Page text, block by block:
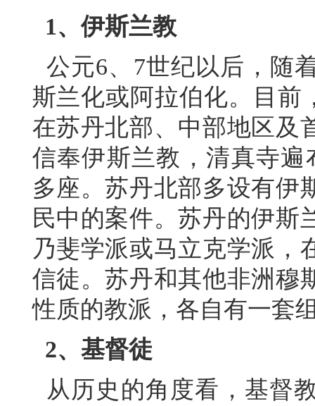
1、伊斯兰教
公元6、7世纪以后，随
斯兰化或阿拉伯化。目前
在苏丹北部、中部地区及
信奉伊斯兰教，清真寺遍
多座。苏丹北部多设有伊
民中的案件。苏丹的伊斯
乃斐学派或马立克学派，
信徒。苏丹和其他非洲穆
性质的教派，各自有一套
2、基督徒
从历史的角度看，基督